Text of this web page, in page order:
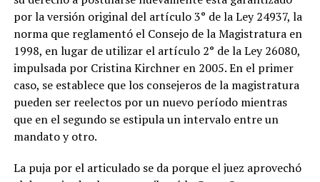
por la versión original del artículo 3° de la Ley 24937, la
norma que reglamentó el Consejo de la Magistratura en
1998, en lugar de utilizar el artículo 2° de la Ley 26080,
impulsada por Cristina Kirchner en 2005. En el primer
caso, se establece que los consejeros de la magistratura
pueden ser reelectos por un nuevo período mientras
que en el segundo se estipula un intervalo entre un
mandato y otro.
La puja por el articulado se da porque el juez aprovechó